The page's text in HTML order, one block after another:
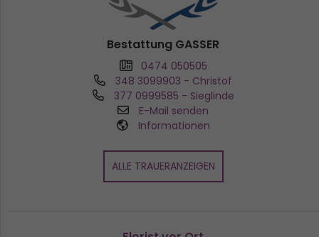
Bestattung GASSER
0474 050505
348 3099903 - Christof
377 0999585 - Sieglinde
E-Mail senden
Informationen
ALLE TRAUERANZEIGEN